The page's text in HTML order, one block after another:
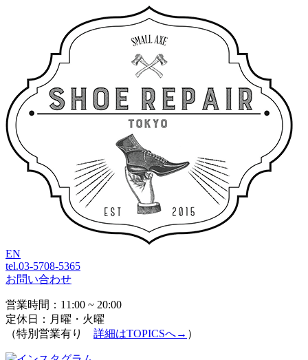
EN
tel.03-5708-5365
お問い合わせ
営業時間：11:00 ~ 20:00
定休日：月曜・火曜
（特別営業有り 詳細はTOPICSへ→ ）